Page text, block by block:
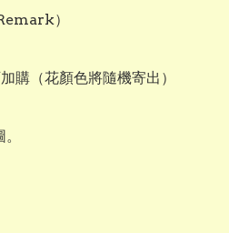
）
購（花顏色將隨機寄出）